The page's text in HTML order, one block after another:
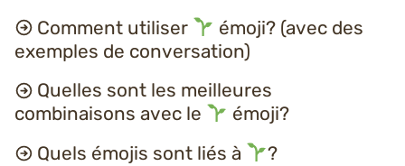
Comment utiliser
émoji? (avec des
exemples de conversation)
Quelles sont les meilleures
combinaisons avec le
émoji?
Quels émojis sont liés à
?